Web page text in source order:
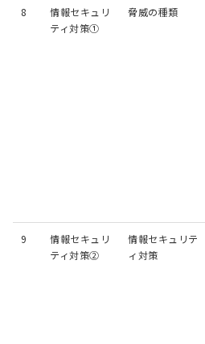
8
情報セキュリ
ティ対策①
脅威の種類
9
情報セキュリ
ティ対策②
情報セキュリテ
ィ対策